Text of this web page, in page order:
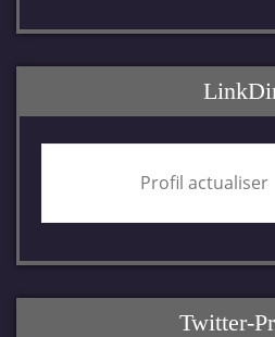
Profil actualiser
Twitter-